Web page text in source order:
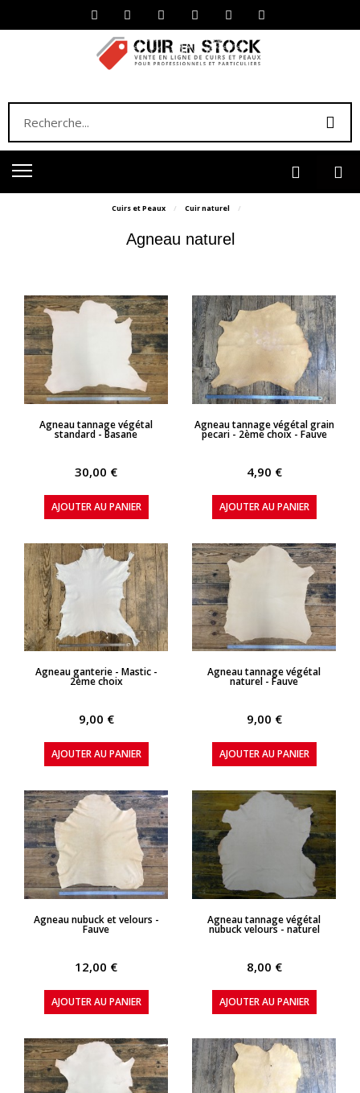
Cuirs et Peaux Cuir naturel
Agneau naturel
APERÇU RAPIDE
Agneau tannage végétal
standard - Basane
30,00 €
AJOUTER AU PANIER
APERÇU RAPIDE
Agneau tannage végétal grain
pecari - 2ème choix - Fauve
4,90 €
AJOUTER AU PANIER
APERÇU RAPIDE
Agneau ganterie - Mastic -
2ème choix
9,00 €
AJOUTER AU PANIER
APERÇU RAPIDE
Agneau tannage végétal
naturel - Fauve
9,00 €
AJOUTER AU PANIER
APERÇU RAPIDE
Agneau nubuck et velours -
Fauve
12,00 €
AJOUTER AU PANIER
APERÇU RAPIDE
Agneau tannage végétal
nubuck velours - naturel
8,00 €
AJOUTER AU PANIER